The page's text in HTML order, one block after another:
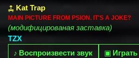
Kat Trap
MAIN PICTURE FROM PSION. IT'S A JOKE?
(модифицированая заставка)
TZX
♪ Воспроизвести звук ▣